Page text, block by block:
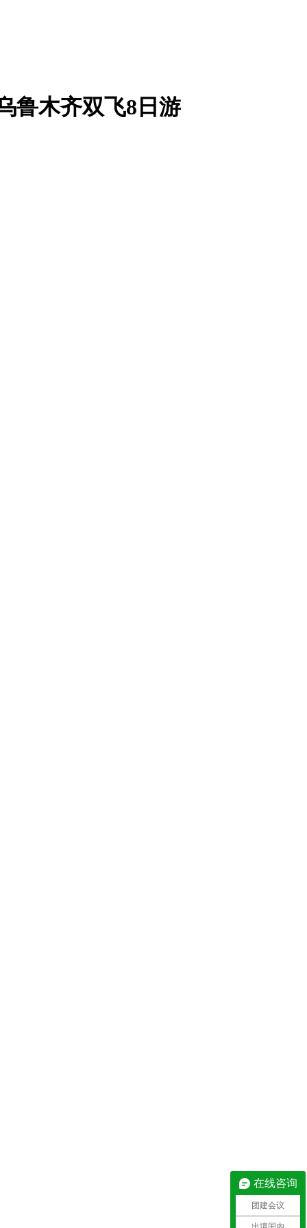
鲁木齐双飞8日游
在线咨询
团建会议